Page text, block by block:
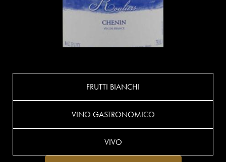
FRUTTI BIANCHI
VINO GASTRONOMICO
VIVO